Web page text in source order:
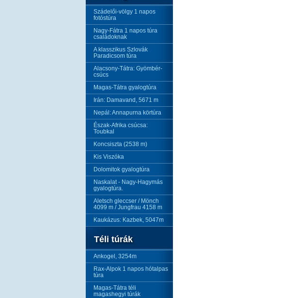
Szádelői-völgy 1 napos
fotóstúra
Nagy-Fátra 1 napos túra
családoknak
A klasszikus Szlovák
Paradicsom túra
Alacsony-Tátra: Gyömbér-
csúcs
Magas-Tátra gyalogtúra
Irán: Damavand, 5671 m
Nepál: Annapurna körtúra
Észak-Afrika csúcsa:
Toubkal
Koncsiszta (2538 m)
Kis Viszóka
Dolomitok gyalogtúra
Naskalat - Nagy-Hagymás
gyalogtúra.
Aletsch gleccser / Mönch
4099 m / Jungfrau 4158 m
Kaukázus: Kazbek, 5047m
Téli túrák
Ankogel, 3254m
Rax-Alpok 1 napos hótalpas
túra
Magas-Tátra téli
magashegyi túrák